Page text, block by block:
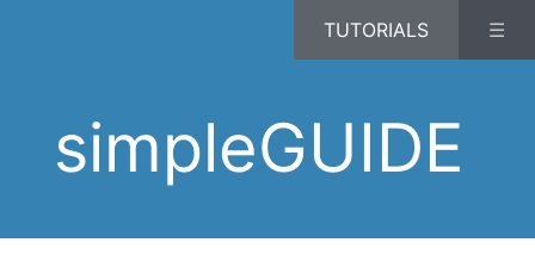
simpleGUIDE
☰
TUTORIALS